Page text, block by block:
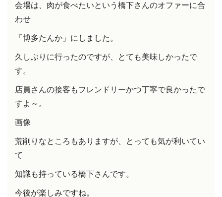
会場は、肉が食べたいという橋下さんのオファーに合
わせ
「博多たんか」にしました。
久しぶりに行ったのですが、とても美味しかったで
す。
店員さんの接客もフレンドリーかつ丁寧で良かったで
すよ～。
画像
荒削りなところもありますが、とっても気が利いてい
て
知識も持っている橋下さんです。
今後が楽しみですね。